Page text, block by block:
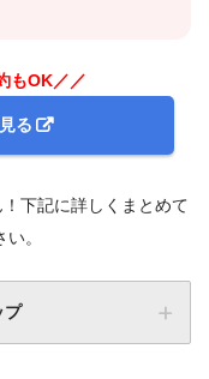
もOK／／
る
下記に詳しくまとめて
。
プ